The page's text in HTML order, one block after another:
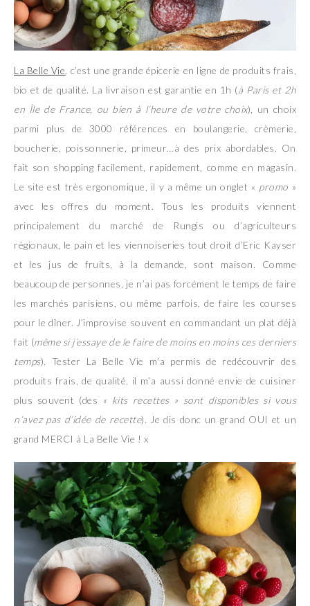
La Belle Vie , c’est une grande épicerie en ligne de produits frais,
bio et de qualité. La livraison est garantie en 1h (à Paris et 2h
en Île de France, ou bien à l’heure de votre choix), un choix
parmi plus de 3000 références en boulangerie, crèmerie,
boucherie, poissonnerie, primeur…à des prix abordables. On
fait son shopping facilement, rapidement, comme en magasin.
Le site est très ergonomique, il y a même un onglet « promo »
avec les offres du moment. Tous les produits viennent
principalement du marché de Rungis ou d’agriculteurs
régionaux, le pain et les viennoiseries tout droit d’Eric Kayser
et les jus de fruits, à la demande, sont maison. Comme
beaucoup de personnes, je n’ai pas forcément le temps de faire
les marchés parisiens, ou même parfois, de faire les courses
pour le dîner. J’improvise souvent en commandant un plat déjà
fait (même si j’essaye de le faire de moins en moins ces derniers
temps). Tester La Belle Vie m’a permis de redécouvrir des
produits frais, de qualité, il m’a aussi donné envie de cuisiner
plus souvent (des « kits recettes » sont disponibles si vous
n’avez pas d’idée de recette). Je dis donc un grand OUI et un
grand MERCI à La Belle Vie ! x